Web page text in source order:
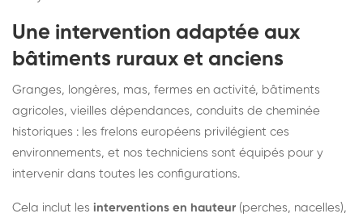
Une intervention adaptée aux
bâtiments ruraux et anciens
Granges, longères, mas, fermes en activité, bâtiments
agricoles, vieilles dépendances, conduits de cheminée
historiques : les frelons européens privilégient ces
environnements, et nos techniciens sont équipés pour y
intervenir dans toutes les configurations.
Cela inclut les interventions en hauteur (perches, nacelles),